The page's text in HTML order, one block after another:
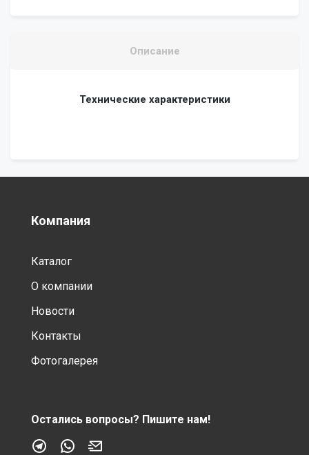
Описание
Технические характеристики
Компания
Каталог
О компании
Новости
Контакты
Фотогалерея
Остались вопросы? Пишите нам!